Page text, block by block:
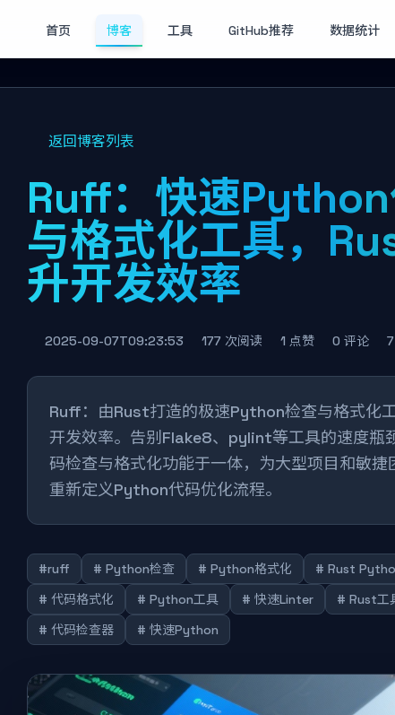
首页 博客 工具 GitHub推荐 数据统计
返回博客列表
Ruff：快速
与格式化工具，
升开发效率
2025-09-07T09:23:53 177 次阅读 1 点赞 0 评论
Ruff：由Rust打造的极速Python检查与格式化
开发效率。告别Flake8、pylint等工具的速度瓶
码检查与格式化功能于一体，为大型项目和敏捷
重新定义Python代码优化流程。
#ruff # Python检查 # Python格式化 # Rust
# 代码格式化
# Python工具 # 快速Linter # Rust工
# 代码检查器
# 快速Python